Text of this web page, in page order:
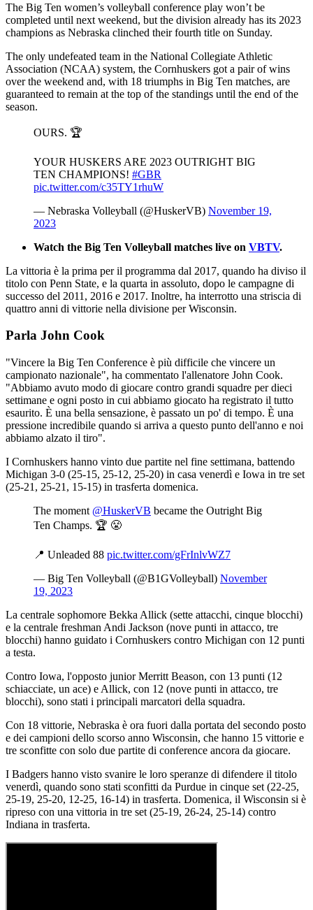
The Big Ten women’s volleyball conference play won’t be
completed until next weekend, but the division already has its 2023
champions as Nebraska clinched their fourth title on Sunday.
The only undefeated team in the National Collegiate Athletic
Association (NCAA) system, the Cornhuskers got a pair of wins
over the weekend and, with 18 triumphs in Big Ten matches, are
guaranteed to remain at the top of the standings until the end of the
season.
OURS. 🏆
YOUR HUSKERS ARE 2023 OUTRIGHT BIG
TEN CHAMPIONS! #GBR
pic.twitter.com/c35TY1rhuW
— Nebraska Volleyball (@HuskerVB) November 19,
2023
Watch the Big Ten Volleyball matches live on VBTV.
La vittoria è la prima per il programma dal 2017, quando ha diviso il
titolo con Penn State, e la quarta in assoluto, dopo le campagne di
successo del 2011, 2016 e 2017. Inoltre, ha interrotto una striscia di
quattro anni di vittorie nella divisione per Wisconsin.
Parla John Cook
"Vincere la Big Ten Conference è più difficile che vincere un
campionato nazionale", ha commentato l'allenatore John Cook.
"Abbiamo avuto modo di giocare contro grandi squadre per dieci
settimane e ogni posto in cui abbiamo giocato ha registrato il tutto
esaurito. È una bella sensazione, è passato un po' di tempo. È una
pressione incredibile quando si arriva a questo punto dell'anno e noi
abbiamo alzato il tiro".
I Cornhuskers hanno vinto due partite nel fine settimana, battendo
Michigan 3-0 (25-15, 25-12, 25-20) in casa venerdì e Iowa in tre set
(25-21, 25-21, 15-15) in trasferta domenica.
The moment @HuskerVB became the Outright Big
Ten Champs. 🏆 😤
📍 Unleaded 88 pic.twitter.com/gFrInlvWZ7
— Big Ten Volleyball (@B1GVolleyball) November
19, 2023
La centrale sophomore Bekka Allick (sette attacchi, cinque blocchi)
e la centrale freshman Andi Jackson (nove punti in attacco, tre
blocchi) hanno guidato i Cornhuskers contro Michigan con 12 punti
a testa.
Contro Iowa, l'opposto junior Merritt Beason, con 13 punti (12
schiacciate, un ace) e Allick, con 12 (nove punti in attacco, tre
blocchi), sono stati i principali marcatori della squadra.
Con 18 vittorie, Nebraska è ora fuori dalla portata del secondo posto
e dei campioni dello scorso anno Wisconsin, che hanno 15 vittorie e
tre sconfitte con solo due partite di conference ancora da giocare.
I Badgers hanno visto svanire le loro speranze di difendere il titolo
venerdì, quando sono stati sconfitti da Purdue in cinque set (22-25,
25-19, 25-20, 12-25, 16-14) in trasferta. Domenica, il Wisconsin si è
ripreso con una vittoria in tre set (25-19, 26-24, 25-14) contro
Indiana in trasferta.